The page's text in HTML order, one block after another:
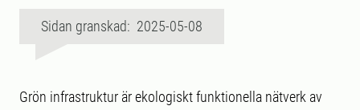
Sidan granskad: 2025-05-08
Grön infrastruktur är ekologiskt funktionella nätverk av